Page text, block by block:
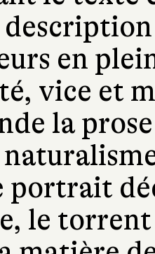
en
vice et
la
portrait
le